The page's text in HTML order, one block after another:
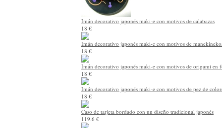
Imán decorativo japonés maki-e con motivos de calabazas
18 €
Imán decorativo japonés maki-e con motivos de
18 €
Imán decorativo japonés maki-e con motivos de origami en
18 €
Imán decorativo japonés maki-e con motivos de pez de
18 €
Caso de tarjeta bordado con un diseño tradicional japonés
119.6 €